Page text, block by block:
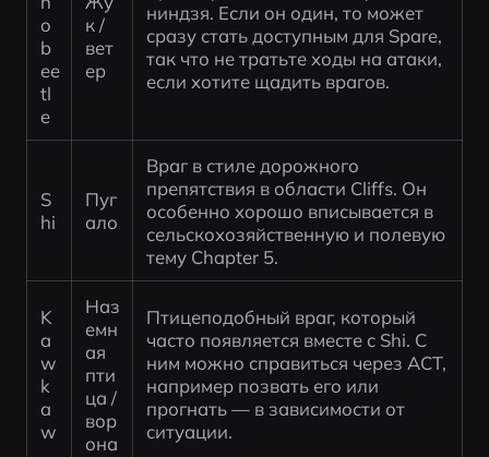
o
b
ee
tl
e
к /
вет
ер
ниндзя. Если он один, то может
сразу стать доступным для Spare,
так что не тратьте ходы на атаки,
если хотите щадить врагов.
S
hi
Пуг
ало
Враг в стиле дорожного
препятствия в области Cliffs. Он
особенно хорошо вписывается в
сельскохозяйственную и полевую
тему Chapter 5.
K
a
w
k
a
w
Наз
емн
ая
пти
ца /
вор
она
Птицеподобный враг, который
часто появляется вместе с Shi. С
ним можно справиться через ACT,
например позвать его или
прогнать — в зависимости от
ситуации.